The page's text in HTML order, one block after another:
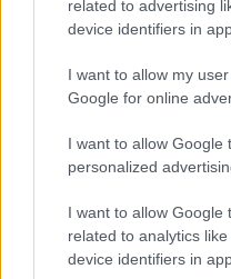
related to advertising
device identifiers in
I want to allow my
Google for online
I want to allow Google
personalized
I want to allow Google
related to analytics
device identifiers in
A Pesterzsébeti
Fővárosunk
felhasználása fürdők
szokás, de a
szempontból
jódos-sós vizű
története egészen az
vissza, amikor a…